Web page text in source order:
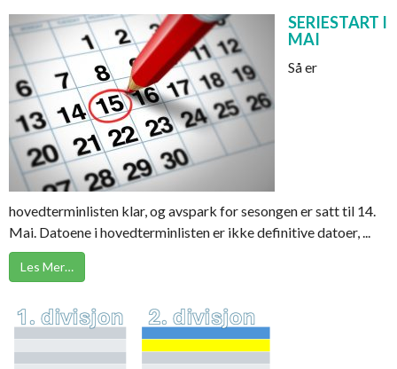
SERIESTART I
MAI
Så er
hovedterminlisten klar, og avspark for sesongen er satt til 14.
Mai. Datoene i hovedterminlisten er ikke definitive datoer, ...
Les Mer…